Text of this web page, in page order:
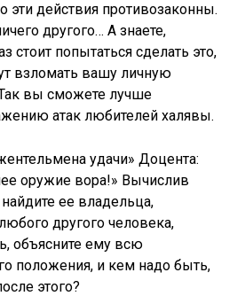
эти действия противозаконны.
другого… А знаете,
стоит попытаться сделать это,
взломать вашу личную
вы сможете лучше
атак любителей халявы.
удачи» Доцента:
оружие вора!» Вычислив
ее владельца,
другого человека,
объясните ему всю
положения, и кем надо быть,
этого?